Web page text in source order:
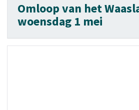
Omloop van het
woensdag 1 mei